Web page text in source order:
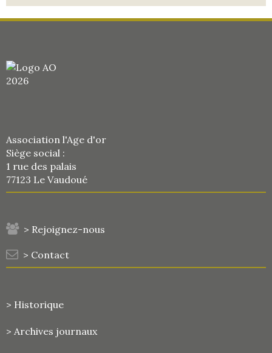
Association l'Age d'or
Siège social :
1 rue des palais
77123 Le Vaudoué
> Rejoignez-nous
> Contact
> Historique
> Archives journaux